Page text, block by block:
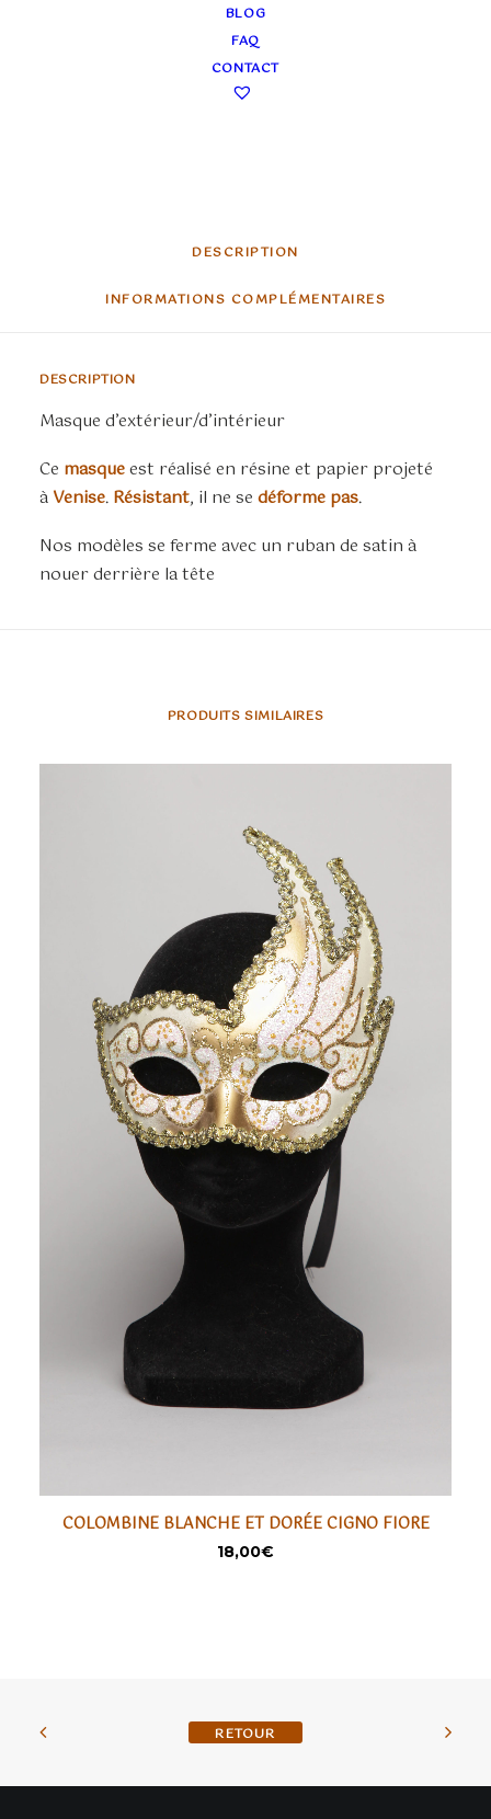
BLOG
FAQ
CONTACT
DESCRIPTION
INFORMATIONS COMPLÉMENTAIRES
DESCRIPTION
Masque d’extérieur/d’intérieur
Ce masqueest réalisé en résine et papier projeté
à Venise. Résistant, il ne se déforme pas.
Nos modèles se ferme avec un ruban de satin à
nouer derrière la tête
PRODUITS SIMILAIRES
COLOMBINE BLANCHE ET DORÉE CIGNO FIORE
18,00€
BACK TO SHOP